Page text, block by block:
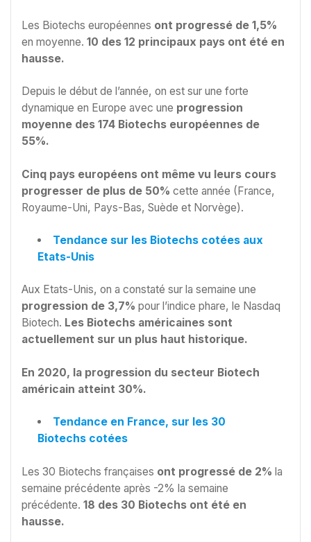
Les Biotechs européennes ont progressé de 1,5%
en moyenne. 10 des 12 principaux pays ont été en
hausse.
Depuis le début de l’année, on est sur une forte
dynamique en Europe avec une progression
moyenne des 174 Biotechs européennes de
55%.
Cinq pays européens ont même vu leurs cours
progresser de plus de 50% cette année (France,
Royaume-Uni, Pays-Bas, Suède et Norvège).
Tendance sur les Biotechs cotées aux
Etats-Unis
Aux Etats-Unis, on a constaté sur la semaine une
progression de 3,7% pour l’indice phare, le Nasdaq
Biotech. Les Biotechs américaines sont
actuellement sur un plus haut historique.
En 2020, la progression du secteur Biotech
américain atteint 30%.
Tendance en France, sur les 30
Biotechs cotées
Les 30 Biotechs françaises ont progressé de 2% la
semaine précédente après -2% la semaine
précédente. 18 des 30 Biotechs ont été en
hausse.